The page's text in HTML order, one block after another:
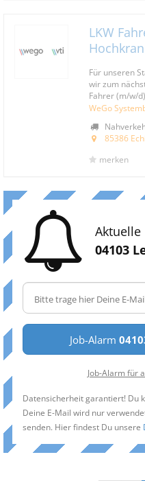
LKW
Für unseren
wir zum
Fahrer (m/w/
WeGo
85386
merken
Aktuelle
04103
Job-Alarm
Job-Alarm für
Datensicherheit garantiert! Du
Deine E-Mail wird nur
senden. Hier findest Du unsere